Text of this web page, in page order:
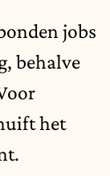
jobs
behalve
het